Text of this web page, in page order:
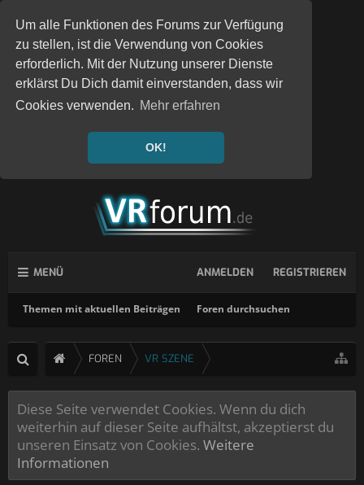
Um alle Funktionen des Forums zur Verfügung
zu stellen, ist die Verwendung von Cookies
erforderlich. Mit der Nutzung unserer Dienste
erklärst Du Dich damit einverstanden, dass wir
Cookies verwenden. Mehr erfahren
OK!
MENÜ
Themen mit aktuellen Beiträgen Foren durchsuchen
ANMELDEN REGISTRIEREN
FOREN VR SZENE
Diese Seite verwendet Cookies. Wenn du dich
weiterhin auf dieser Seite aufhältst, akzeptierst du
unseren Einsatz von Cookies. Weitere
Informationen